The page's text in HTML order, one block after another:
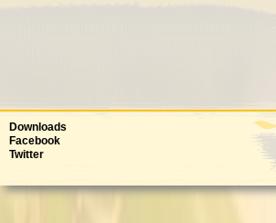
Downloads
Facebook
Twitter